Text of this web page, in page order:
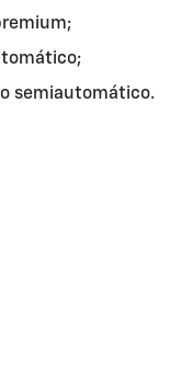
semiautomático.